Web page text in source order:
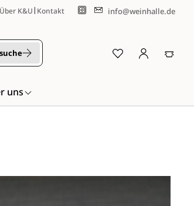
Über K&U| Kontakt info@weinhalle.de
uns